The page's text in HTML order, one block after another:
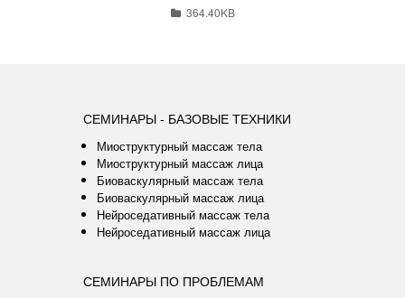
364.40KB
СЕМИНАРЫ - БАЗОВЫЕ ТЕХНИКИ
Миоструктурный массаж тела
Миоструктурный массаж лица
Биоваскулярный массаж тела
Биоваскулярный массаж лица
Нейроседативный массаж тела
Нейроседативный массаж лица
СЕМИНАРЫ ПО ПРОБЛЕМАМ